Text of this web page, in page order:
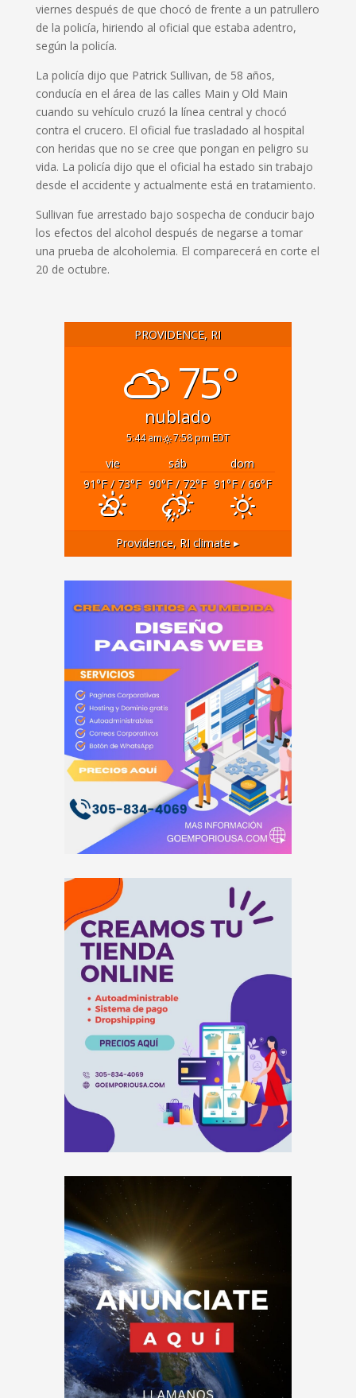
viernes después de que chocó de frente a un patrullero
de la policía, hiriendo al oficial que estaba adentro,
según la policía.
La policía dijo que Patrick Sullivan, de 58 años,
conducía en el área de las calles Main y Old Main
cuando su vehículo cruzó la línea central y chocó
contra el crucero. El oficial fue trasladado al hospital
con heridas que no se cree que pongan en peligro su
vida. La policía dijo que el oficial ha estado sin trabajo
desde el accidente y actualmente está en tratamiento.
Sullivan fue arrestado bajo sospecha de conducir bajo
los efectos del alcohol después de negarse a tomar
una prueba de alcoholemia. El comparecerá en corte el
20 de octubre.
PROVIDENCE, RI
75°
nublado
5:44 am 7:58 pm EDT
vie sáb
dom
91°F/ 73°F 90°F/ 72°F 91°F/ 66°F
Providence, RI climate ▸